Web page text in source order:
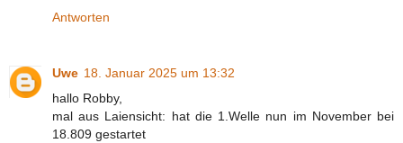
Antworten
Uwe 18. Januar 2025 um 13:32
hallo Robby,
mal aus Laiensicht: hat die 1.Welle nun im November bei
18.809 gestartet